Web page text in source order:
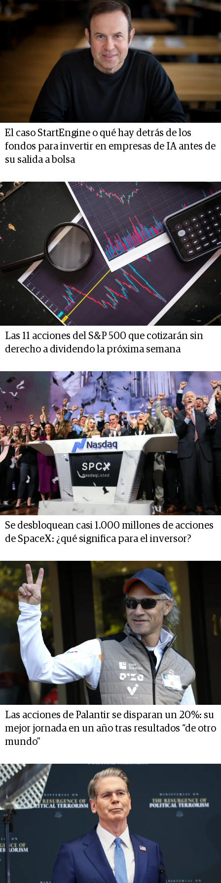
El caso StartEngine o qué hay detrás de los
fondos para invertir en empresas de IA antes de
su salida a bolsa
Las 11 acciones del S&P 500 que cotizarán sin
derecho a dividendo la próxima semana
Se desbloquean casi 1.000 millones de acciones
de SpaceX: ¿qué significa para el inversor?
Las acciones de Palantir se disparan un 20%: su
mejor jornada en un año tras resultados “de otro
mundo”